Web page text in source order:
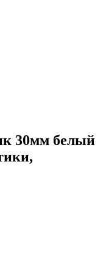
30мм белый